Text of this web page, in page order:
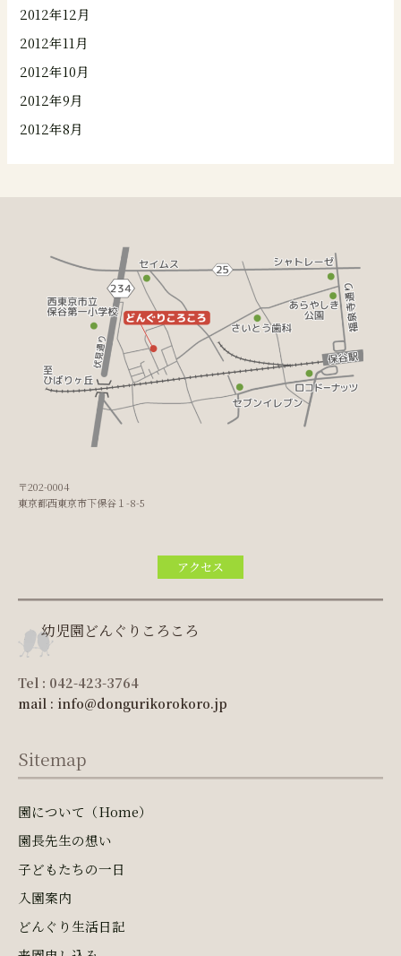
2012年12月
2012年11月
2012年10月
2012年9月
2012年8月
〒202-0004
東京都西東京市下保谷１-8-5
アクセス
幼児園どんぐりころころ
Tel : 042-423-3764
mail : info@dongurikorokoro.jp
Sitemap
園について（Home）
園長先生の想い
子どもたちの一日
入園案内
どんぐり生活日記